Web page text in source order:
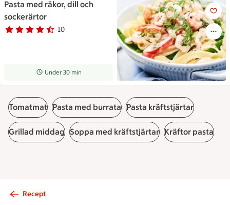
Pasta med räkor, dill och
sockerärtor
Betyg 4.3 av 5. 10
10 personer har röstat
Receptet tar Under 30 min att tillaga
Under 30 min
Pasta med räkor, dill och
Tomatmat Pasta med burrata Pasta kräftstjärtar
Grillad middag Soppa med kräftstjärtar Kräftor pasta
Recept